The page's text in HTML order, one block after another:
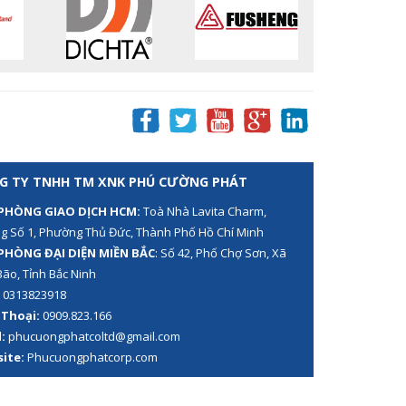
TY TNHH TM XNK PHÚ CƯỜNG PHÁT
GIAO DỊCH HCM: Toà Nhà Lavita Charm,
Số 1, Phường Thủ Đức, Thành Phố Hồ Chí Minh
ĐẠI DIỆN MIỀN BẮC: Số 42, Phố Chợ Sơn, Xã
Tỉnh Bắc Ninh
0313823918
0909.823.166
phucuongphatcoltd@gmail.com
Phucuongphatcorp.com